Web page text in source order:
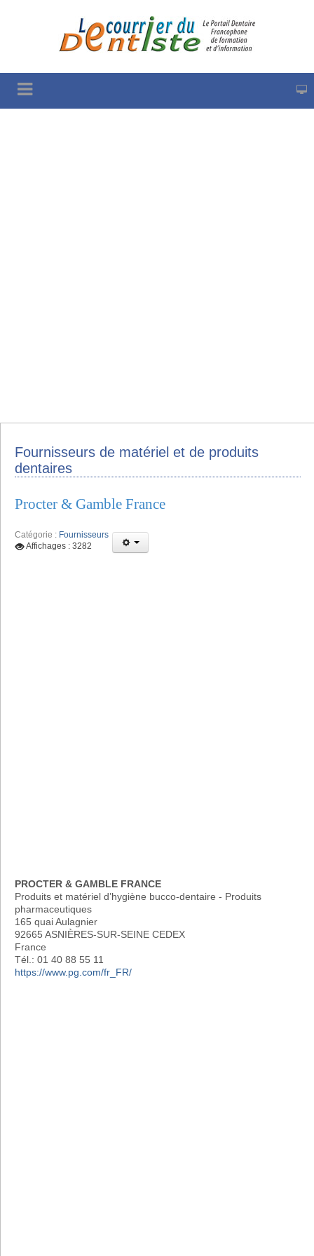
Fournisseurs de matériel et de produits
dentaires
Procter & Gamble France
Catégorie : Fournisseurs
Affichages : 3282
PROCTER & GAMBLE FRANCE
Produits et matériel d’hygiène bucco-dentaire - Produits
pharmaceutiques
165 quai Aulagnier
92665 ASNIÈRES-SUR-SEINE CEDEX
France
Tél.: 01 40 88 55 11
https://www.pg.com/fr_FR/